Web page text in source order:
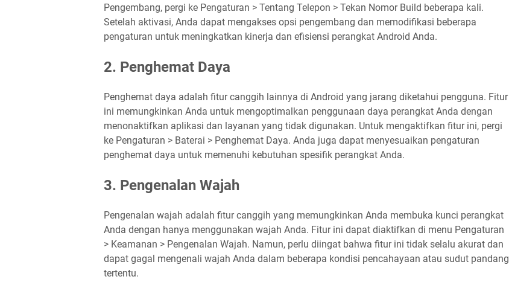
Pengembang, pergi ke Pengaturan > Tentang Telepon > Tekan Nomor Build beberapa kali.
Setelah aktivasi, Anda dapat mengakses opsi pengembang dan memodifikasi beberapa
pengaturan untuk meningkatkan kinerja dan efisiensi perangkat Android Anda.
2. Penghemat Daya
Penghemat daya adalah fitur canggih lainnya di Android yang jarang diketahui pengguna. Fitur
ini memungkinkan Anda untuk mengoptimalkan penggunaan daya perangkat Anda dengan
menonaktifkan aplikasi dan layanan yang tidak digunakan. Untuk mengaktifkan fitur ini, pergi
ke Pengaturan > Baterai > Penghemat Daya. Anda juga dapat menyesuaikan pengaturan
penghemat daya untuk memenuhi kebutuhan spesifik perangkat Anda.
3. Pengenalan Wajah
Pengenalan wajah adalah fitur canggih yang memungkinkan Anda membuka kunci perangkat
Anda dengan hanya menggunakan wajah Anda. Fitur ini dapat diaktifkan di menu Pengaturan
> Keamanan > Pengenalan Wajah. Namun, perlu diingat bahwa fitur ini tidak selalu akurat dan
dapat gagal mengenali wajah Anda dalam beberapa kondisi pencahayaan atau sudut pandang
tertentu.